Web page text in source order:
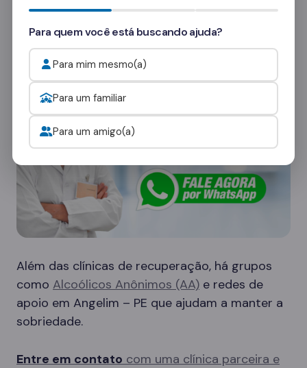
Onde procurar ajuda para o alcoolismo?
Além das clínicas de recuperação, há grupos
como Alcoólicos Anônimos (AA) e redes de
apoio em Angelim – PE que ajudam a manter a
sobriedade.
Entre em contato com uma clínica parceira e
Para quem você está buscando ajuda?
Para mim mesmo(a)
Para um familiar
Para um amigo(a)